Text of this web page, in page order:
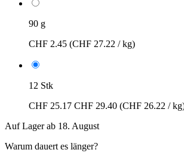
90 g
CHF 2.45 (CHF 27.22 / kg)
12 Stk
CHF 25.17 CHF 29.40 (CHF 26.22 /
Auf Lager ab 18. August
Warum dauert es länger?